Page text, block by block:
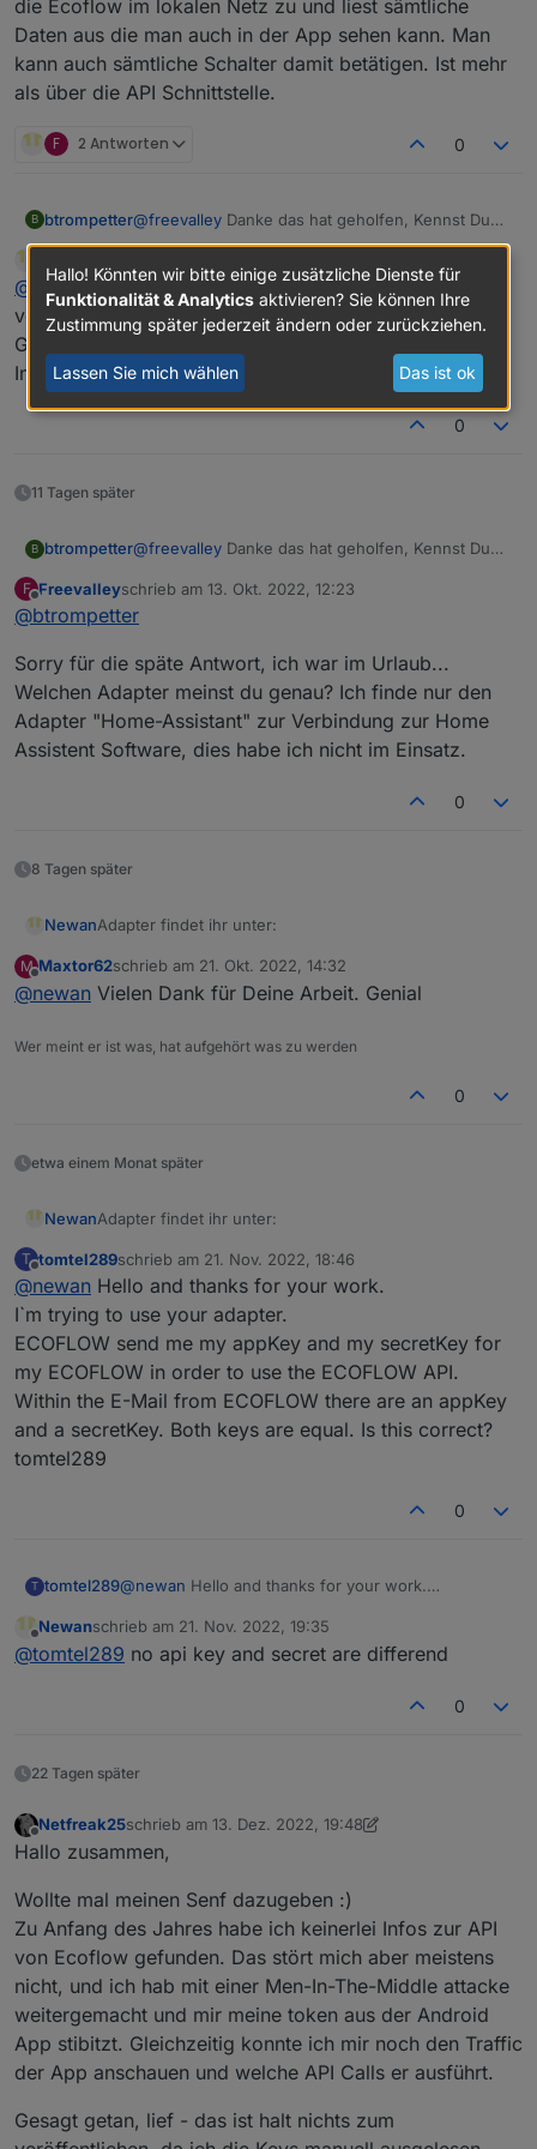
Vielleicht kannst du etwas davon ableiten...
die Ecoflow im lokalen Netz zu und liest sämtliche
Daten aus die man auch in der App sehen kann. Man
kann auch sämtliche Schalter damit betätigen. Ist mehr
als über die API Schnittstelle.
F 2 Antworten 0
B btrompetter@freevalley Danke das hat geholfen, Kennst Du
schon den Adapter von HomeAssistant? Der greift
direkt auf die Ecoflow im lokalen Netz zu und liest
sämtliche Daten aus die man auch in der App
sehen kann. Man kann auch sämtliche Schalter
damit betätigen. Ist mehr als über die API
Schnittstelle.
Offline zuletzt editiert von
@ btrompetterIch habe ihn mir angesehen, aber ich
verstehe den python code nicht.
Gibt es da mehr Infos oder woher stammen die
Informationen vom Adapterhersteller zu der API?
0
11 Tagen später
B btrompetter@freevalley Danke das hat geholfen, Kennst Du
direkt auf die Ecoflow im lokalen Netz zu und liest
sämtliche Daten aus die man auch in der App
damit betätigen. Ist mehr als über die API
Schnittstelle.
F
Offline
Freevalleyschrieb am 13. Okt. 2022, 12:23
zuletzt editiert von
@btrompetter
Sorry für die späte Antwort, ich war im Urlaub...
Welchen Adapter meinst du genau? Ich finde nur den
Adapter "Home-Assistant" zur Verbindung zur Home
Assistent Software, dies habe ich nicht im Einsatz.
0
8 Tagen später
NewanAdapter findet ihr unter:
https://github.com/Newan/ioBroker.ecoflow
M
Offline
Maxtor62schrieb am 21. Okt. 2022, 14:32
zuletzt editiert von
@newan Vielen Dank für Deine Arbeit. Genial
Wer meint er ist was, hat aufgehört was zu werden
0
etwa einem Monat später
NewanAdapter findet ihr unter:
https://github.com/Newan/ioBroker.ecoflow
T tomtel289schrieb am 21. Nov. 2022, 18:46
zuletzt editiert von
@newan Hello and thanks for your work.
I`m trying to use your adapter.
ECOFLOW send me my appKey and my secretKey for
my ECOFLOW in order to use the ECOFLOW API.
Within the E-Mail from ECOFLOW there are an appKey
and a secretKey. Both keys are equal. Is this correct?
tomtel289
0
T tomtel289@newan Hello and thanks for your work.
ECOFLOW send me my appKey and my secretKey
for my ECOFLOW in order to use the ECOFLOW
Within the E-Mail from ECOFLOW there are an
tomtel289
Offline
Newanschrieb am 21. Nov. 2022, 19:35
zuletzt editiert von
@tomtel289 no api key and secret are differend
0
22 Tagen später
Offline
Netfreak25schrieb am 13. Dez. 2022, 19:48
zuletzt editiert von Netfreak25
Hallo zusammen,
Wollte mal meinen Senf dazugeben :)
Zu Anfang des Jahres habe ich keinerlei Infos zur API
von Ecoflow gefunden. Das stört mich aber meistens
nicht, und ich hab mit einer Men-In-The-Middle attacke
weitergemacht und mir meine token aus der Android
App stibitzt. Gleichzeitig konnte ich mir noch den Traffic
der App anschauen und welche API Calls er ausführt.
Gesagt getan, lief - das ist halt nichts zum
Hallo! Könnten wir bitte einige zusätzliche Dienste für
Funktionalität & Analytics aktivieren? Sie können Ihre
Zustimmung später jederzeit ändern oder zurückziehen.
Lassen Sie mich wählen Das ist ok